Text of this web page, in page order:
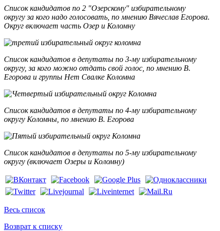
Список кандидатов по 2 "Озерскому" избирательному
округуза кого надо голосовать, по мнению Вячеслав Егорова.
Округ включает часть Озер и Коломну
Список кандидатов в депутаты по 3-му избирательному
округу, за кого можно отдать свой голос, по мнению В.
Егорова и группы Нет Свалке Коломна
Список кандидатов в депутаты по 4-му избирательному
округу Коломны, по мнению В. Егорова
Список кандидатов в депутаты по 5-му избирательному
округу (включает Озеры и Коломну)
Весь список
Возврат к списку